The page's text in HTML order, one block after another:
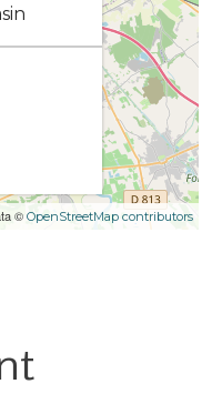
© OpenStreetMap contributors